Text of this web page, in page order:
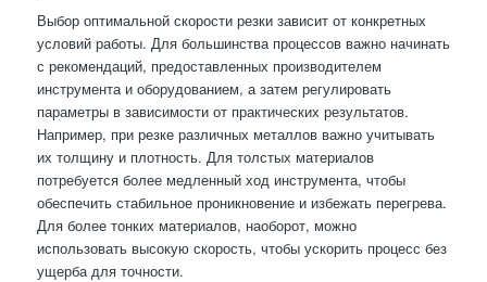
Выбор оптимальной скорости резки зависит от конкретных
условий работы. Для большинства процессов важно начинать
с рекомендаций, предоставленных производителем
инструмента и оборудованием, а затем регулировать
параметры в зависимости от практических результатов.
Например, при резке различных металлов важно учитывать
их толщину и плотность. Для толстых материалов
потребуется более медленный ход инструмента, чтобы
обеспечить стабильное проникновение и избежать перегрева.
Для более тонких материалов, наоборот, можно
использовать высокую скорость, чтобы ускорить процесс без
ущерба для точности.